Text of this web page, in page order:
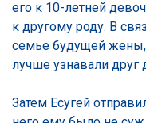
его к 10-летней
к другому роду. В
семье будущей жены,
лучше узнавали друг
Затем Есугей